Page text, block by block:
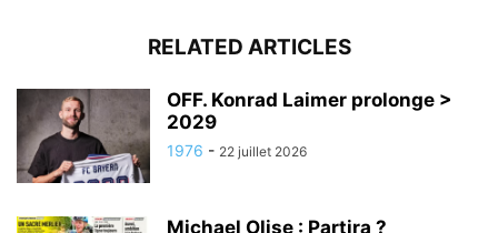
RELATED ARTICLES
OFF. Konrad Laimer prolonge >
2029
1976 - 22 juillet 2026
Michael Olise : Partira ?